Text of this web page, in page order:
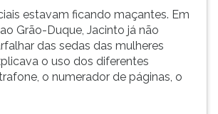
estavam ficando maçantes. Em
Grão-Duque, Jacinto já não
das sedas das mulheres
o uso dos diferentes
o numerador de páginas, o